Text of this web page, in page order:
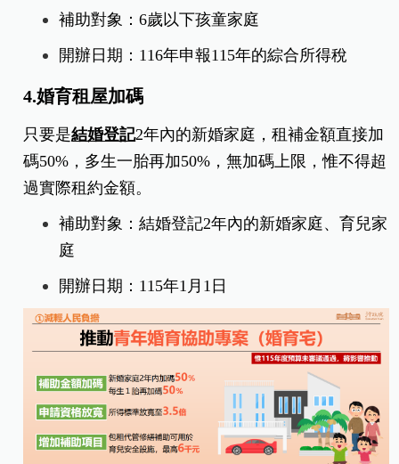
補助對象：6歲以下孩童家庭
開辦日期：116年申報115年的綜合所得稅
4.婚育租屋加碼
只要是結婚登記2年內的新婚家庭，租補金額直接加
碼50%，多生一胎再加50%，無加碼上限，惟不得超
過實際租約金額。
補助對象：結婚登記2年內的新婚家庭、育兒家
庭
開辦日期： 115年1月1日